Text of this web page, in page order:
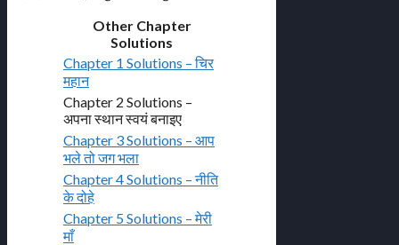
Other Chapter
Solutions
Chapter 1 Solutions – चिर
महान
Chapter 2 Solutions –
अपना स्थान स्वयं बनाइए
Chapter 3 Solutions – आप
भले तो जग भला
Chapter 4 Solutions – नीति
के दोहे
Chapter 5 Solutions – मेरी
माँ